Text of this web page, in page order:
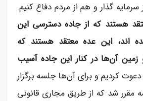
سرمایه گذار و هم از مردم دفاع کنیم.
هستند که از جاده دسترسی این
اند، این عده معتقد هستند که
آن‌ها در کنار این جاده آسیب
دعوت کردیم و برای آن‌ها جلسه برگزار
مقرر شد که از طریق مجاری قانونی